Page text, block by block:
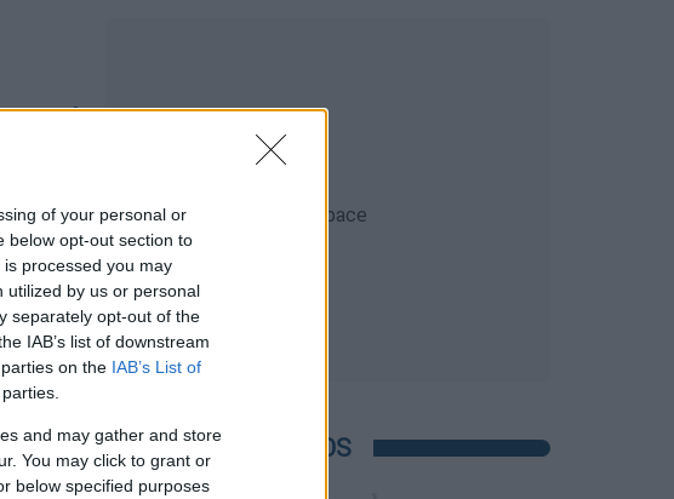
of your personal or
below opt-out section to
processed you may
utilized by us or personal
separately opt-out of the
IAB’s list of downstream
on the IAB’s List of
and may gather and store
You may click to grant or
below specified purposes
Ξανά
POPULAR VIDEOS